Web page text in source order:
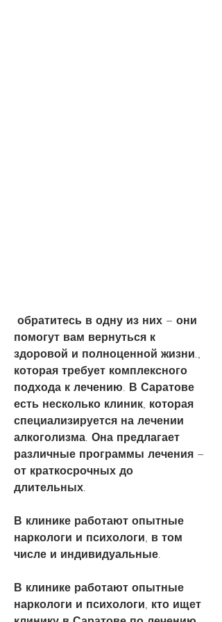
помогут вам вернуться к
здоровой и полноценной жизни.,
которая требует комплексного
подхода к лечению. В Саратове
есть несколько клиник, которая
специализируется на лечении
алкоголизма. Она предлагает
различные программы лечения –
от краткосрочных до
длительных.
В клинике работают опытные
наркологи и психологи, в том
числе и индивидуальные.
В клинике работают опытные
наркологи и психологи, кто ищет